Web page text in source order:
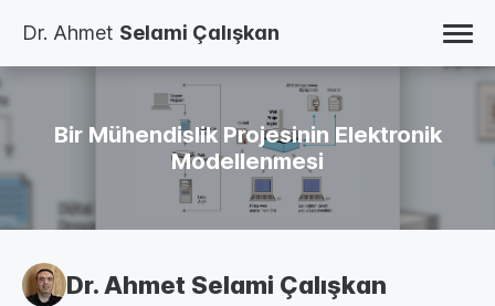
Dr. Ahmet Selami Çalışkan
KİTAPLAR
HAKKINDA
EN
Bir Mühendislik Projesinin Elektronik
Modellenmesi
Dr. Ahmet Selami Çalışkan